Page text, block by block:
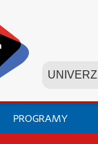
PROGRAMY